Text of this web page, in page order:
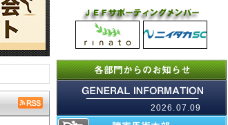
2026.07.09